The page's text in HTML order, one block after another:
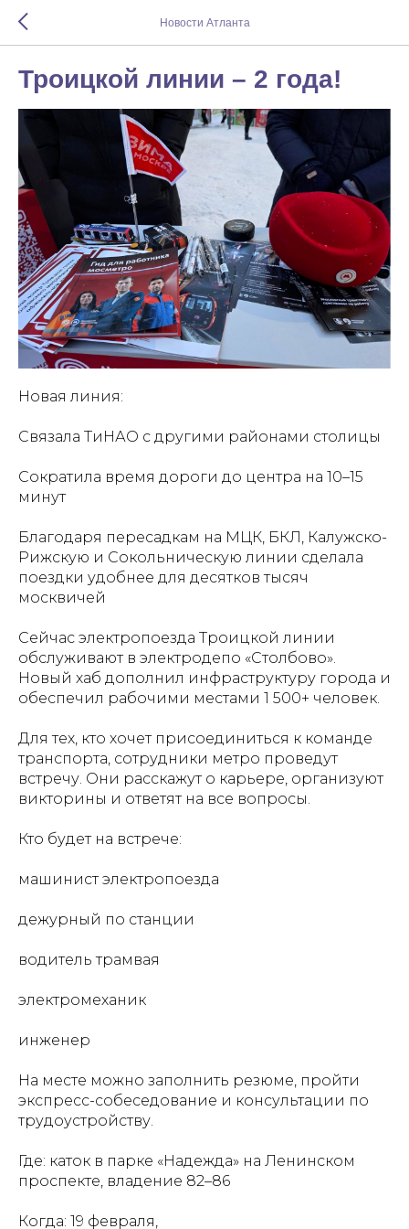
Новости Атланта
Троицкой линии – 2 года!
Новая линия:
Связала ТиНАО с другими районами столицы
Сократила время дороги до центра на 10–15
минут
Благодаря пересадкам на МЦК, БКЛ, Калужско-
Рижскую и Сокольническую линии сделала
поездки удобнее для десятков тысяч
москвичей
Сейчас электропоезда Троицкой линии
обслуживают в электродепо «Столбово».
Новый хаб дополнил инфраструктуру города и
обеспечил рабочими местами 1 500+ человек.
Для тех, кто хочет присоединиться к команде
транспорта, сотрудники метро проведут
встречу. Они расскажут о карьере, организуют
викторины и ответят на все вопросы.
Кто будет на встрече:
машинист электропоезда
дежурный по станции
водитель трамвая
электромеханик
инженер
На месте можно заполнить резюме, пройти
экспресс-собеседование и консультации по
трудоустройству.
Где: каток в парке «Надежда» на Ленинском
проспекте, владение 82–86
Когда: 19 февраля,